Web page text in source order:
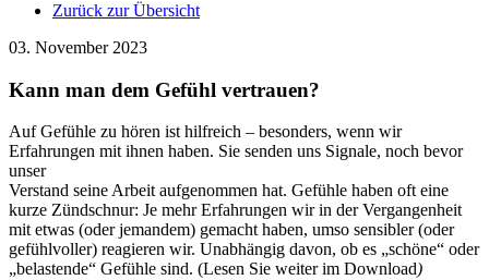
Zurück zur Übersicht
03. November 2023
Kann man dem Gefühl vertrauen?
Auf Gefühle zu hören ist hilfreich – besonders, wenn wir
Erfahrungen mit ihnen haben. Sie senden uns Signale, noch bevor
unser
Verstand seine Arbeit aufgenommen hat. Gefühle haben oft eine
kurze Zündschnur: Je mehr Erfahrungen wir in der Vergangenheit
mit etwas (oder jemandem) gemacht haben, umso sensibler (oder
gefühlvoller) reagieren wir. Unabhängig davon, ob es „schöne“ oder
„belastende“ Gefühle sind. (Lesen Sie weiter im Download)